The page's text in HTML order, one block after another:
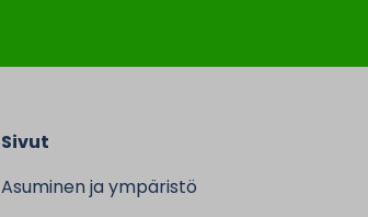
Sivut
Asuminen ja ympäristö